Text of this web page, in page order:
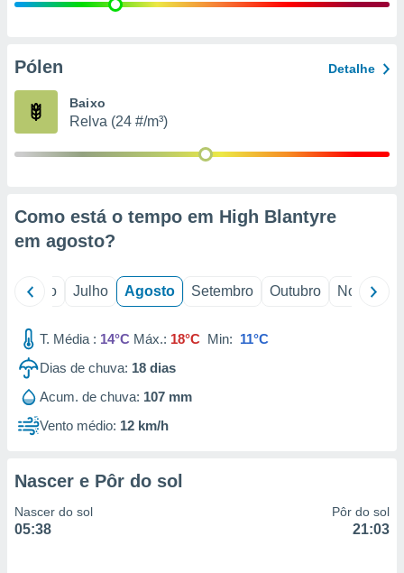
e
de
Pólen Detalhe
Baixo
Relva (24 #/m³)
Como está o tempo em High Blantyre
em agosto?
Junho Julho Agosto Setembro Outubro Novembro
T. Média : 14°C Máx.: 18°C Min: 11°C
Dias de chuva: 18 dias
Acum. de chuva: 107 mm
Vento médio: 12 km/h
Nascer e Pôr do sol
Nascer do sol
05:38
Pôr do sol
21:03